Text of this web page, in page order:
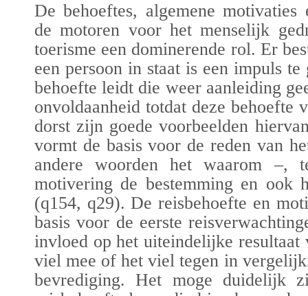
De behoeftes, algemene
de motoren voor het menselijk
toerisme een dominerende rol. Er
een persoon in staat is een impuls
behoefte leidt die weer aanleiding
onvoldaanheid totdat deze behoefte
dorst zijn goede voorbeelden
vormt de basis voor de reden van
andere woorden het waarom –,
motivering de bestemming en ook
(q154, q29). De reisbehoefte en
basis voor de eerste
invloed op het uiteindelijke resultaat
viel mee of het viel tegen in
bevrediging.Het moge duidelijk